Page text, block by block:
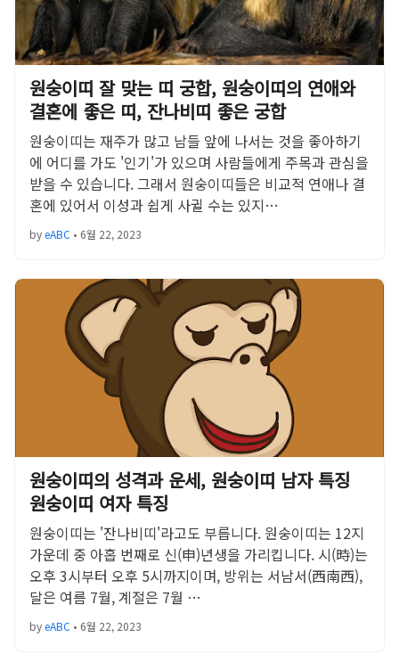
원숭이띠 잘 맞는 띠 궁합, 원숭이띠의 연애와
결혼에 좋은 띠, 잔나비띠 좋은 궁합
원숭이띠는 재주가 많고 남들 앞에 나서는 것을 좋아하기
에 어디를 가도 '인기'가 있으며 사람들에게 주목과 관심을
받을 수 있습니다. 그래서 원숭이띠들은 비교적 연애나 결
혼에 있어서 이성과 쉽게 사귈 수는 있지…
byeABC • 6월 22, 2023
원숭이띠의 성격과 운세, 원숭이띠 남자 특징
원숭이띠 여자 특징
원숭이띠는 '잔나비띠'라고도 부릅니다. 원숭이띠는 12지
가운데 중 아홉 번째로 신(申)년생을 가리킵니다. 시(時)는
오후 3시부터 오후 5시까지이며, 방위는 서남서(西南西),
달은 여름 7월, 계절은 7월 …
byeABC • 6월 22, 2023